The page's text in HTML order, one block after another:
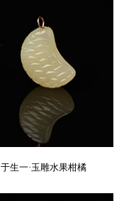
于生一·玉雕水果柑橘